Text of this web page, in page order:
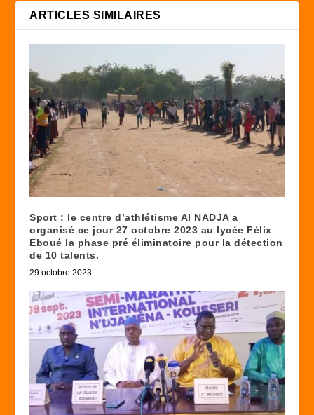
ARTICLES SIMILAIRES
Sport : le centre d’athlétisme Al NADJA a
organisé ce jour 27 octobre 2023 au lycée Félix
Eboué la phase pré éliminatoire pour la détection
de 10 talents.
29 octobre 2023